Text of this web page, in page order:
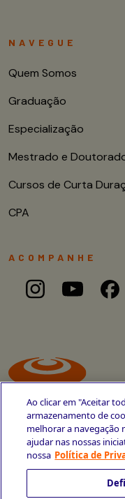
Avenida Cais do Apolo, 77
+55 81 3419-6700
NAVEGUE
Quem Somos
Graduação
Especialização
Mestrado e
Cursos de Curta
CPA
ACOMPANHE
Ao clicar em "Aceitar
armazenamento de
melhorar a navegação
ajudar nas nossas
nossa Política de